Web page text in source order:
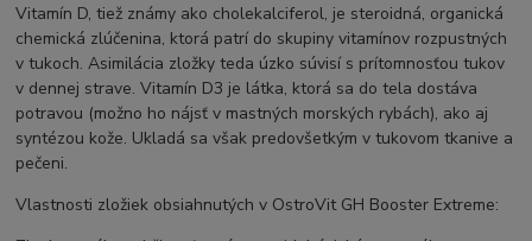
Vitamín D, tiež známy ako cholekalciferol, je steroidná, organická
chemická zlúčenina, ktorá patrí do skupiny vitamínov rozpustných
v tukoch. Asimilácia zložky teda úzko súvisí s prítomnosťou tukov
v dennej strave. Vitamín D3 je látka, ktorá sa do tela dostáva
potravou (možno ho nájsť v mastných morských rybách), ako aj
syntézou kože. Ukladá sa však predovšetkým v tukovom tkanive a
pečeni.
Vlastnosti zložiek obsiahnutých v OstroVit GH Booster Extreme: